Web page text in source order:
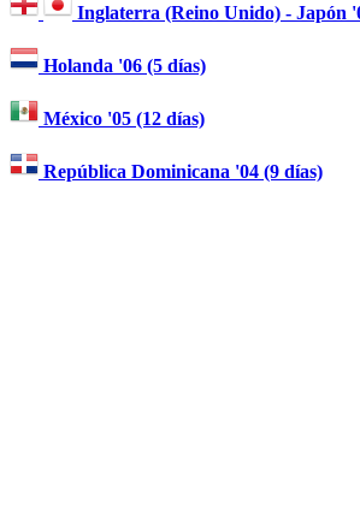
Inglaterra (Reino Unido) - Japón
Holanda '06 (5 días)
México '05 (12 días)
República Dominicana '04 (9 días)